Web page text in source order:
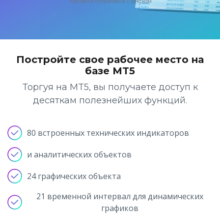
Биржевые фонды (ETF)
Открытость и безопасность
Юридические документы
Español
Tiếng Việt
Торговать на демо-счете
Trading is Risky.
Постройте свое рабочее место на
базе MT5
Торгуя на MT5, вы получаете доступ к
десяткам полезнейших функций.
80 встроенных технических индикаторов
и аналитических объектов
24 графических объекта
21 временной интервал для динамических
графиков